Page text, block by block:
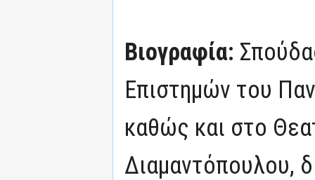
Βιογραφία:
Επιστημών του
καθώς και στο
Διαμαντόπουλου,